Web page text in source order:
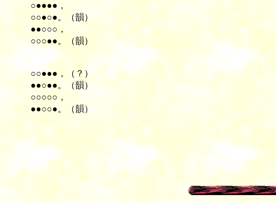
○●●●●，
○○●○●。（韻）
●●○○○，
○○○●●。（韻）
○○●●●，（？）
●●○●●。（韻）
○○○○○，
●●○○●。（韻）